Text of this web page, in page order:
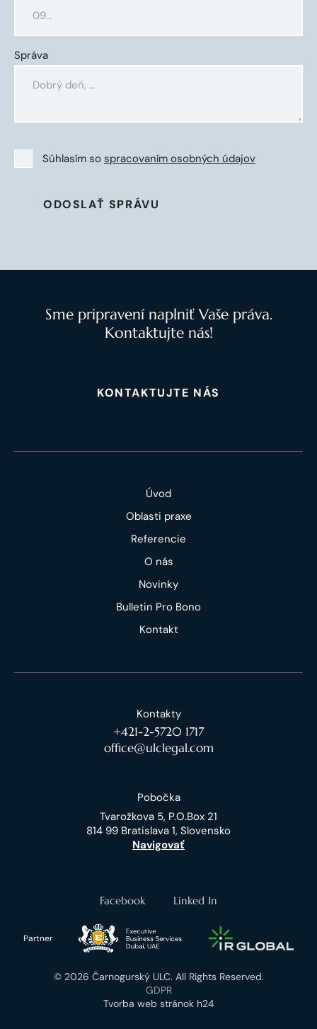
Správa
Súhlasím so spracovaním osobných údajov
ODOSLAŤ SPRÁVU
Sme pripravení naplniť Vaše práva.
Kontaktujte nás!
KONTAKTUJTE NÁS
Úvod
Oblasti praxe
Referencie
O nás
Novinky
Bulletin Pro Bono
Kontakt
Kontakty
+421-2-5720 1717
office@ulclegal.com
Pobočka
Tvarožkova 5, P.O.Box 21
814 99 Bratislava 1, Slovensko
Navigovať
Facebook Linked In
Partner
© 2026 Čarnogurský ULC. All Rights Reserved.
GDPR
Tvorba web stránok h24